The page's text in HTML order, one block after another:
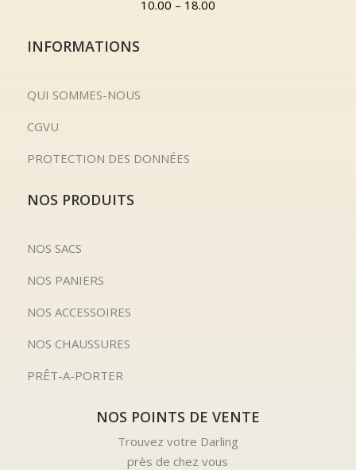
10.00 – 18.00
INFORMATIONS
QUI SOMMES-NOUS
CGVU
PROTECTION DES DONNÉES
NOS PRODUITS
NOS SACS
NOS PANIERS
NOS ACCESSOIRES
NOS CHAUSSURES
PRÊT-A-PORTER
NOS POINTS DE VENTE
Trouvez votre Darling
près de chez vous